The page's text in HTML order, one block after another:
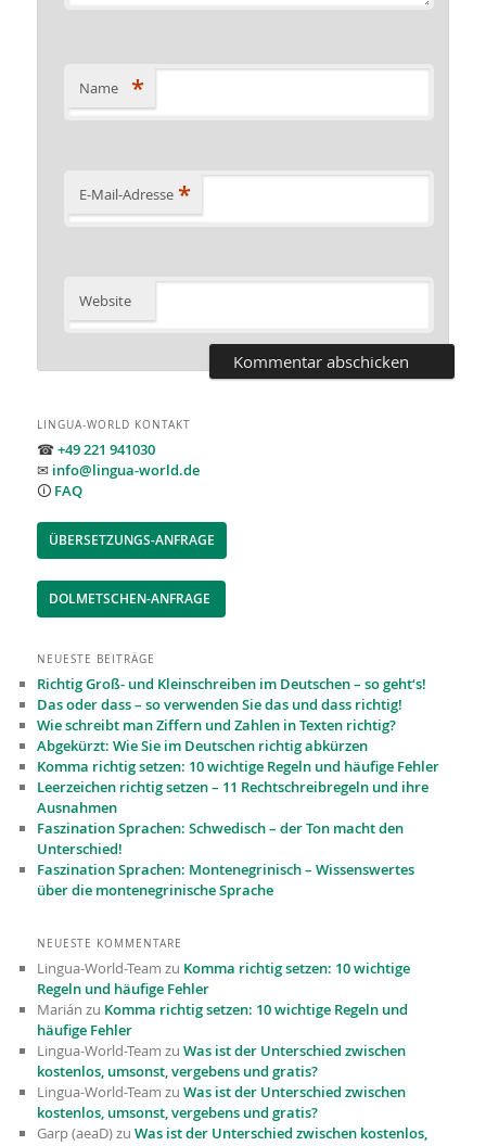
Name *
E-Mail-Adresse *
Website
LINGUA-WORLD KONTAKT
☎+49 221 941030
✉ info@lingua-world.de
🛈 FAQ
ÜBERSETZUNGS-ANFRAGE
DOLMETSCHEN-ANFRAGE
NEUESTE BEITRÄGE
Richtig Groß- und Kleinschreiben im Deutschen – so geht‘s!
Das oder dass – so verwenden Sie das und dass richtig!
Wie schreibt man Ziffern und Zahlen in Texten richtig?
Abgekürzt: Wie Sie im Deutschen richtig abkürzen
Komma richtig setzen: 10 wichtige Regeln und häufige Fehler
Leerzeichen richtig setzen – 11 Recht­schreibregeln und ihre
Ausnahmen
Faszination Sprachen: Schwedisch – der Ton macht den
Unterschied!
Faszination Sprachen: Montenegrinisch – Wissenswertes
über die montenegrinische Sprache
NEUESTE KOMMENTARE
Lingua-World-Team zu Komma richtig setzen: 10 wichtige
Regeln und häufige Fehler
Marián zu Komma richtig setzen: 10 wichtige Regeln und
häufige Fehler
Lingua-World-Team zuWas ist der Unterschied zwischen
kostenlos, umsonst, vergebens und gratis?
Lingua-World-Team zuWas ist der Unterschied zwischen
kostenlos, umsonst, vergebens und gratis?
Garp (aeaD)zuWas ist der Unterschied zwischen kostenlos,